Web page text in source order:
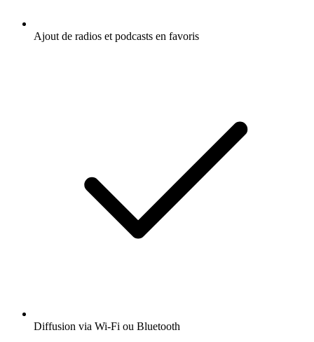
Ajout de radios et podcasts en favoris
Diffusion via Wi-Fi ou Bluetooth